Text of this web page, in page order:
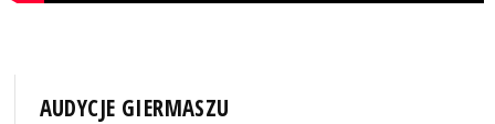
AUDYCJE GIERMASZU